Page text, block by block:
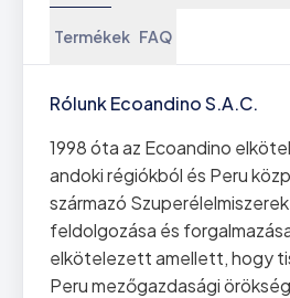
Termékek FAQ
Rólunk Ecoandino S.A.C.
1998 óta az Ecoandino
andoki régiókból és Peru
származó
feldolgozása és
elkötelezett amellett, hogy
Peru mezőgazdasági